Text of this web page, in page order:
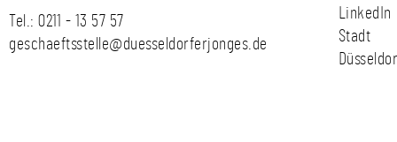
Tel.: 0211 - 13 57 57
geschaeftsstelle@duesseldorferjonges.de
LinkedIn
Stadt